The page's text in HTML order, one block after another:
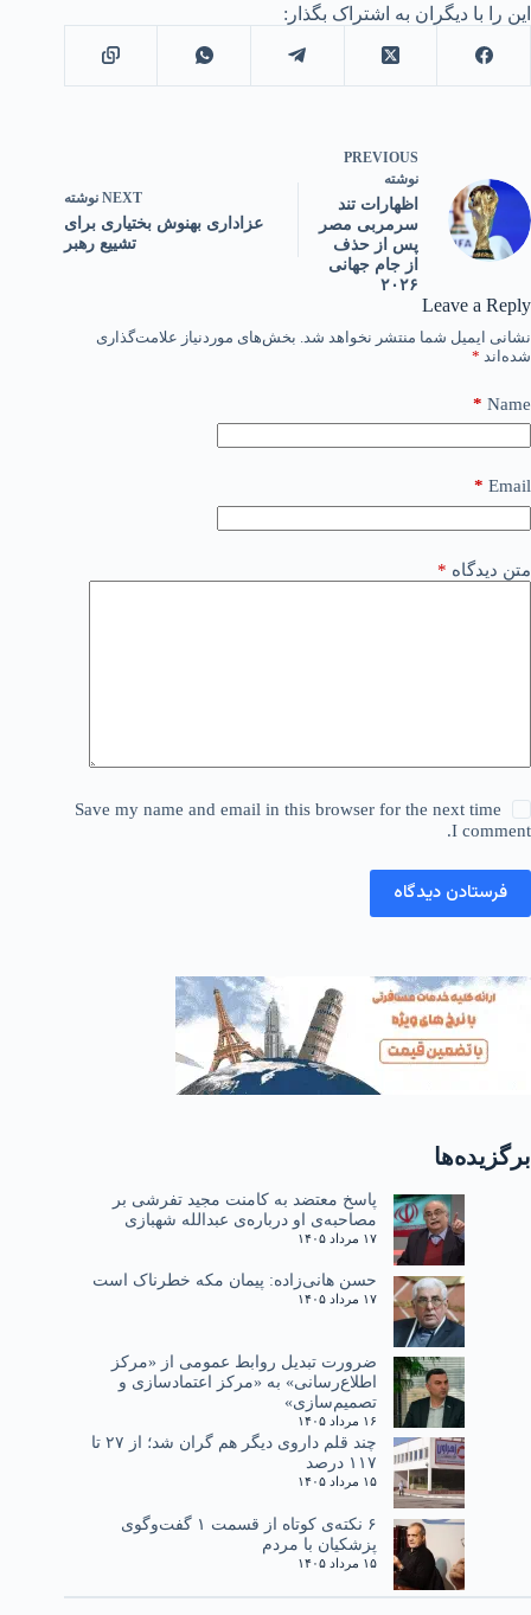
این را با دیگران به اشتراک بگذار:
PREVIOUS
نوشته
اظهارات تند
سرمربی مصر
پس از حذف
از جام جهانی
۲۰۲۶
NEXT نوشته
عزاداری بهنوش بختیاری برای
تشییع رهبر
Leave a Reply
نشانی ایمیل شما منتشر نخواهد شد. بخش‌های موردنیاز علامت‌گذاری
شده‌اند *
Name
*
Email
*
متن دیدگاه *
Save my name and email in this browser for the next time
I comment.
فرستادن دیدگاه
برگزیده‌ها
پاسخ معتضد به کامنت مجید تفرشی بر
مصاحبه‌ی او درباره‌ی عبدالله شهبازی
۱۷ مرداد ۱۴۰۵
حسن هانی‌زاده: پیمان مکه خطرناک است
۱۷ مرداد ۱۴۰۵
ضرورت تبدیل روابط عمومی از «مرکز
اطلاع‌رسانی» به «مرکز اعتمادسازی و
تصمیم‌سازی»
۱۶ مرداد ۱۴۰۵
چند قلم داروی دیگر هم گران شد؛ از ۲۷ تا
۱۱۷ درصد
۱۵ مرداد ۱۴۰۵
۶ نکته‌ی کوتاه از قسمت ۱ گفت‌وگوی
پزشکیان با مردم
۱۵ مرداد ۱۴۰۵